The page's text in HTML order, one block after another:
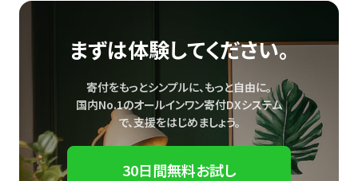
まずは体験してください。
寄付をもっとシンプルに、もっと自由に。
国内No.1のオールインワン寄付DXシステム
で、支援をはじめましょう。
30日間無料お試し